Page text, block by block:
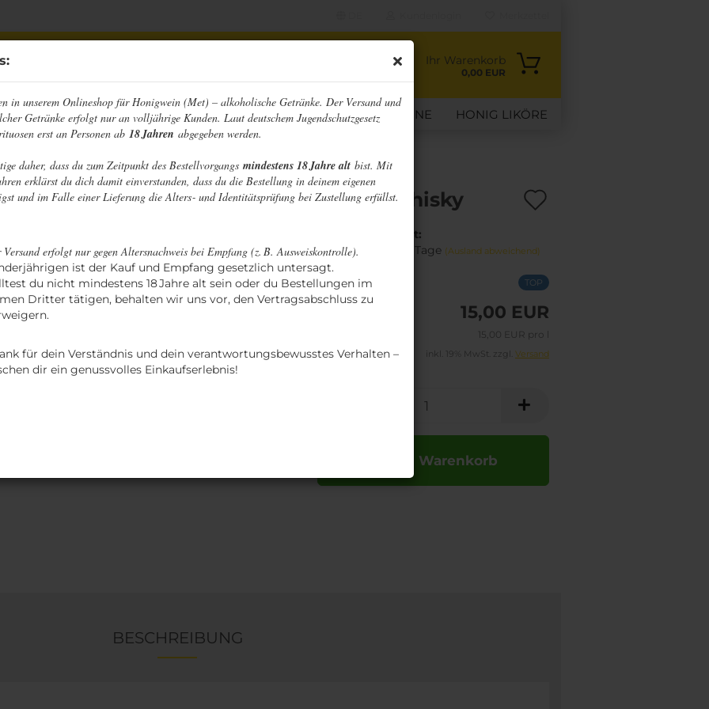
in unserem Onlineshop für Honigwein (Met) – alkoholische Getränke. Der Versand und
Getränke erfolgt nur an volljährige Kunden. Laut deutschem Jugendschutzgesetz
erst an Personen ab 18 Jahren abgegeben werden.
daher, dass du zum Zeitpunkt des Bestellvorgangs mindestens 18 Jahre alt bist. Mit
erklärst du dich damit einverstanden, dass du die Bestellung in deinem eigenen
und im Falle einer Lieferung die Alters‑ und Identitätsprüfung bei Zustellung erfüllst.
Versand erfolgt nur gegen Altersnachweis bei Empfang (z. B. Ausweiskontrolle).
ist der Kauf und Empfang gesetzlich untersagt.
du nicht mindestens 18 Jahre alt sein oder du Bestellungen im
Dritter tätigen, behalten wir uns vor, den Vertragsabschluss zu
für dein Verständnis und dein verantwortungsbewusstes Verhalten –
dir ein genussvolles Einkaufserlebnis!
Lieferland
Passwort vergessen?
Ihr Warenkorb
0,00 EUR
HONIGWEINE BIERMISCHGETRÄNKE CIDER FRUCHTWEINE HONIG LIKÖRE
Honig-Whisky
Lieferzeit:
ca. 3-4 Tage (Ausland abweichend)
TOP
15,00 EUR
15,00 EUR pro l
inkl. 19% MwSt. zzgl. Versand
In den Warenkorb
BESCHREIBUNG